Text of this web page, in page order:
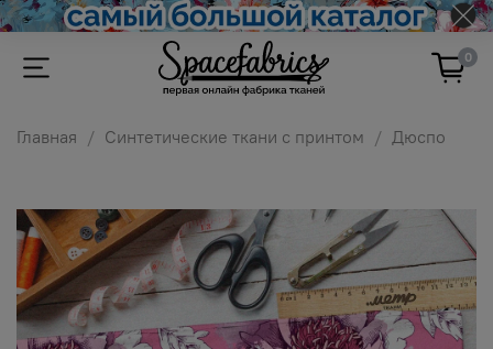
0
Главная Синтетические ткани с принтом Дюспо